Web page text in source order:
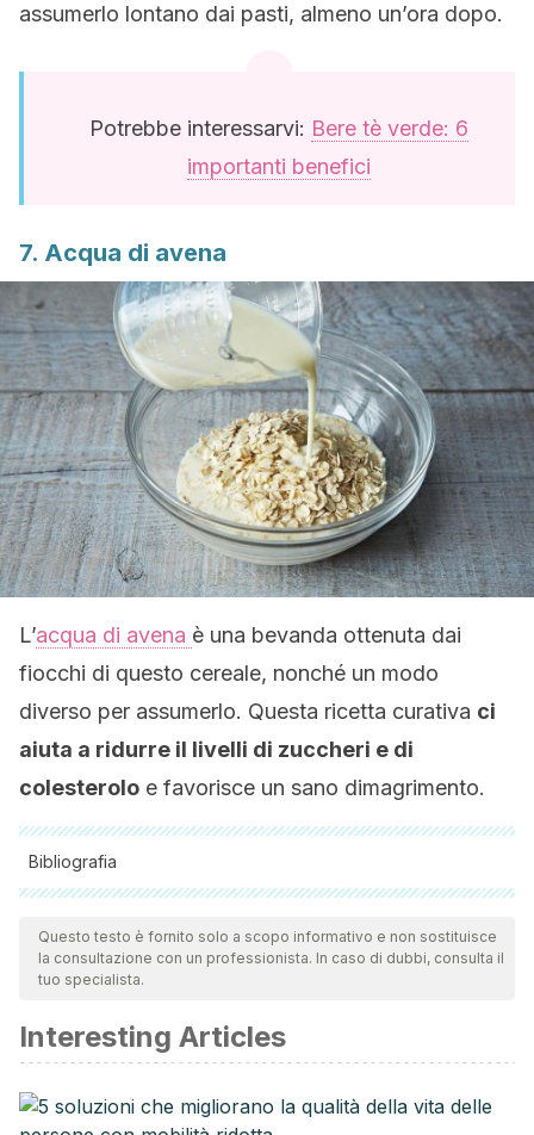
assumerlo lontano dai pasti, almeno un’ora dopo.
Potrebbe interessarvi: Bere tè verde: 6
importanti benefici
7. Acqua di avena
L’acqua di avena è una bevanda ottenuta dai
fiocchi di questo cereale, nonché un modo
diverso per assumerlo. Questa ricetta curativa ci
aiuta a ridurre il livelli di zuccheri e di
colesterolo e favorisce un sano dimagrimento.
Bibliografia
Tutte le fonti citate sono state esaminate a fondo dal nostro
team per garantirne la qualità, l'affidabilità, l'attualità e la
validità. La bibliografia di questo articolo è stata considerata
Solís CL, Aguirre ML, Godorecci S et al.
Diabetes en Chile. Revista de la Asociación
Latinoamericana de Diabetes2008; 16: 93-97.
Questo testo è fornito solo a scopo informativo e non sostituisce
la consultazione con un professionista. In caso di dubbi, consulta il
tuo specialista.
Interesting Articles